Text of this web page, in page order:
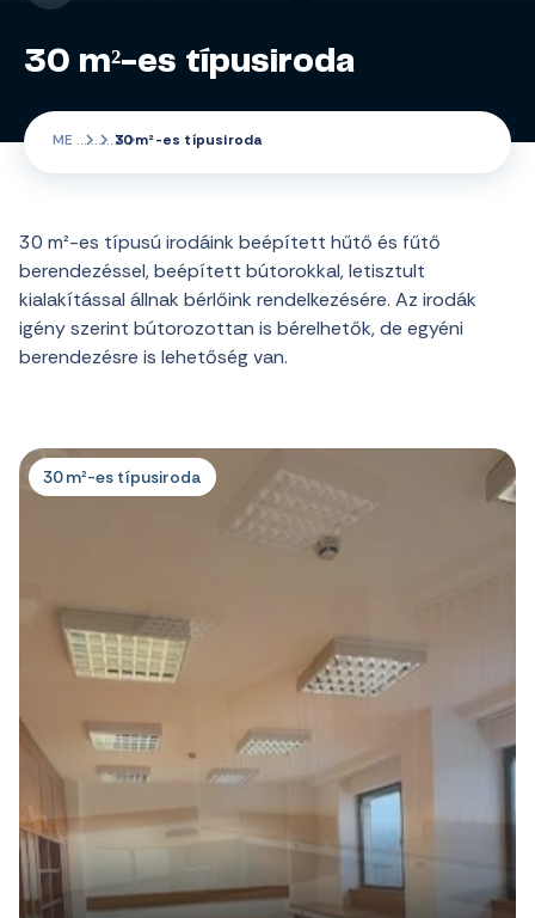
30 m²-es típusiroda
ME 30 m²-es típusiroda
30 m²-es típusú irodáink beépített hűtő és fűtő
berendezéssel, beépített bútorokkal, letisztult
kialakítással állnak bérlőink rendelkezésére. Az irodák
igény szerint bútorozottan is bérelhetők, de egyéni
berendezésre is lehetőség van.
30 m²-es típusiroda